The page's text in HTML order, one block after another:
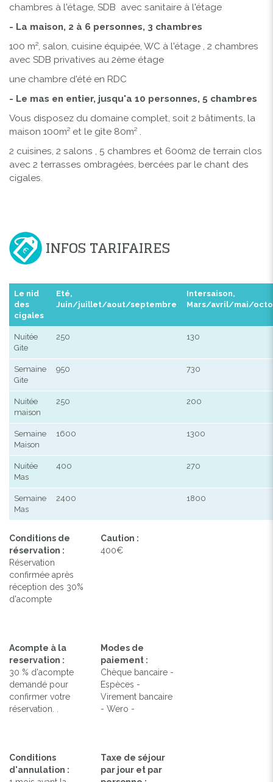
chambres à l'étage, SDB avec sanitaire à l'étage
- La maison, 2 à 6 personnes, 3 chambres
100 m², salon, cuisine équipée, WC à l'étage , 2 chambres
avec SDB privatives au 2ème étage
une chambre d'été en RDC
- Le mas en entier, jusqu'a 10 personnes, 5 chambres
Vous disposez du domaine complet, soit 2 bâtiments, la
maison 100m² et le gîte 80m² .
2 cuisines, 2 salons , 5 chambres et 600m2 de terrain clos
avec 2 terrasses ombragées, bercées par le chant des
cigales.
INFOS TARIFAIRES
Le nid
des
cigales
Eté,
Juin/juillet/aout/septembre
Intersaison,
Mars/avril/mai/
Nuitée
Gite
250 130
Semaine
Gite
950 730
Nuitée
maison
250 200
Semaine
Maison
1600 1300
Nuitée
Mas
400 270
Semaine
Mas
2400 1800
Conditions de
réservation :
Réservation
confirmée après
réception des 30%
d'acompte
Caution :
400€
Acompte à la
reservation :
30 % d'acompte
demandé pour
confirmer votre
réservation. .
Modes de
paiement :
Chèque bancaire -
Espèces -
Virement bancaire
- Wero -
Conditions
d'annulation :
Taxe de séjour
par jour et par